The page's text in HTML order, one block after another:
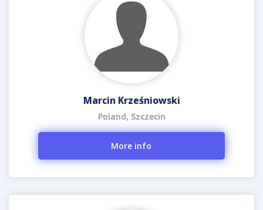
Marcin Krześniowski
Poland, Szczecin
More info